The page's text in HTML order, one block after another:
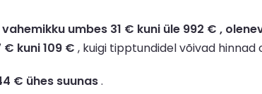
umbes 31 € kuni üle 992 € ,
€ kuni 109 € , kuigi tipptundidel võivad hinnad
€ ühes suunas.